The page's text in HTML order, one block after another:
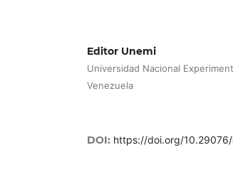
Editor Unemi
Universidad Nacional
Venezuela
DOI: https://doi.org/